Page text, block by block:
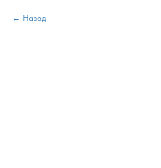
Назад